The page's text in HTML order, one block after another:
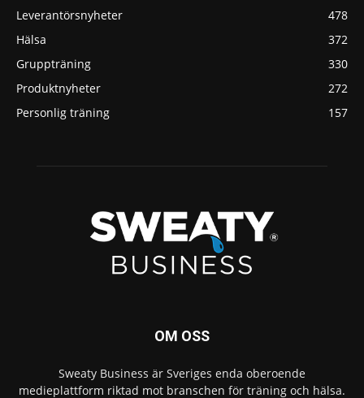
Leverantörsnyheter
478
Hälsa
372
Gruppträning
330
Produktnyheter
272
Personlig träning
157
OM OSS
Sweaty Business är Sveriges enda oberoende
medieplattform riktad mot branschen för träning och hälsa.